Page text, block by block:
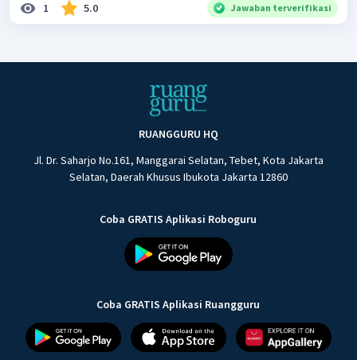
1 5.0 Jawaban terverifikasi
RUANGGURU HQ
Jl. Dr. Saharjo No.161, Manggarai Selatan, Tebet, Kota Jakarta
Selatan, Daerah Khusus Ibukota Jakarta 12860
Coba GRATIS Aplikasi Roboguru
Coba GRATIS Aplikasi Ruangguru